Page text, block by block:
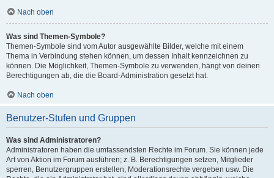
Nach oben
Was sind Themen-Symbole?
Themen-Symbole sind vom Autor ausgewählte Bilder, welche mit einem
Thema in Verbindung stehen können, um dessen Inhalt kennzeichnen zu
können. Die Möglichkeit, Themen-Symbole zu verwenden, hängt von deinen
Berechtigungen ab, die die Board-Administration gesetzt hat.
Nach oben
Benutzer-Stufen und Gruppen
Was sind Administratoren?
Administratoren haben die umfassendsten Rechte im Forum. Sie können jede
Art von Aktion im Forum ausführen; z. B. Berechtigungen setzen, Mitglieder
sperren, Benutzergruppen erstellen, Moderationsrechte vergeben usw. Die